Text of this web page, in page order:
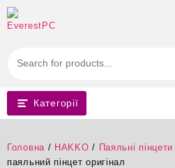
Перейти
до
Категорії
Головна / HAKKO / Паяльні пінцети
паяльний пінцет оригінал